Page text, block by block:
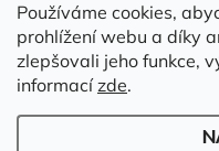
Používáme cookies,
prohlížení webu a díky
zlepšovali jeho funkce,
informacízde.
IMOFA Facebook
imofa_s.r.o